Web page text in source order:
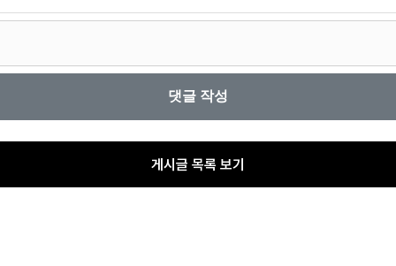
게시글 목록 보기